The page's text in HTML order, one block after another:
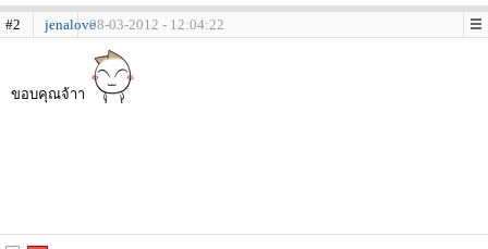
#2 jenalove08-03-2012 - 12:04:22
ขอบคุณจ้าา